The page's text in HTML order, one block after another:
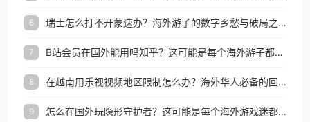
6 瑞士怎么打不开蒙速办？海外游子的数字乡愁与破局之路
7 B站会员在国外能用吗知乎？这可能是每个海外游子都问过的问题
8 在越南用乐视视频地区限制怎么办？海外华人必备的回国加速攻略
9 怎么在国外玩隐形守护者？这可能是每个海外游戏迷都问过的问题